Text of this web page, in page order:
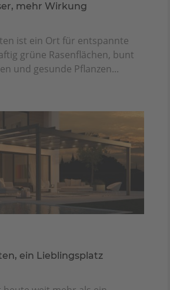
mehr Wirkung
ist ein Ort für entspannte
grüne Rasenflächen, bunt
und gesunde Pflanzen...
ein Lieblingsplatz